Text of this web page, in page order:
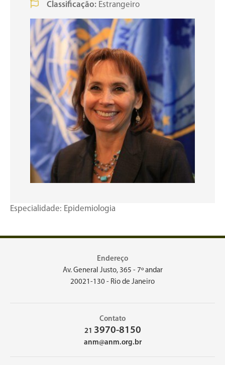
Classificação: Estrangeiro
Especialidade: Epidemiologia
Endereço
Av. General Justo, 365 - 7º andar
20021-130 - Rio de Janeiro
Contato
21 3970-8150
anm@anm.org.br